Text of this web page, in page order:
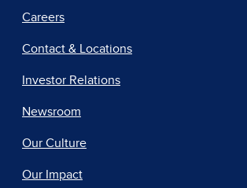
Careers
Contact & Locations
Investor Relations
Newsroom
Our Culture
Our Impact